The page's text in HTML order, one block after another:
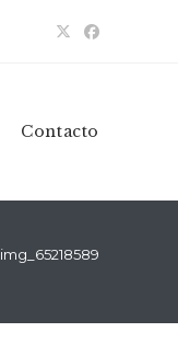
Contacto
img_65218589